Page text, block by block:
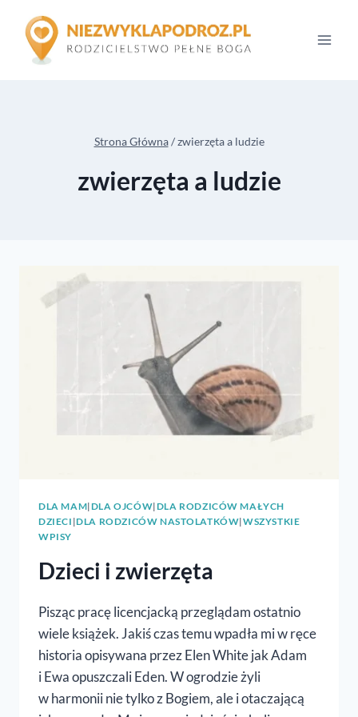
treści
Strona Główna / zwierzęta a ludzie
zwierzęta a ludzie
DLA MAM|DLA OJCÓW|DLA RODZICÓW MAŁYCH
DZIECI |DLA RODZICÓW NASTOLATKÓW|WSZYSTKIE
WPISY
Dzieci i zwierzęta
Pisząc pracę licencjacką przeglądam ostatnio
wiele książek. Jakiś czas temu wpadła mi w ręce
historia opisywana przez Elen White jak Adam
i Ewa opuszczali Eden. W ogrodzie żyli
w harmonii nie tylko z Bogiem, ale i otaczającą